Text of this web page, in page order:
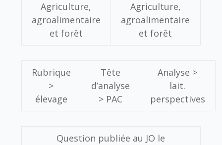
Agriculture,
agroalimentaire
et forêt
Agriculture,
agroalimentaire
et forêt
Rubrique
>
élevage
Tête
d’analyse
> PAC
Analyse >
lait.
perspectives
Question publiée au JO le